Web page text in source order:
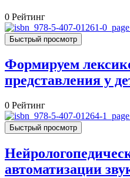
0 Рейтинг
Быстрый просмотр
Формируем
представления у
0 Рейтинг
Быстрый просмотр
автоматизации